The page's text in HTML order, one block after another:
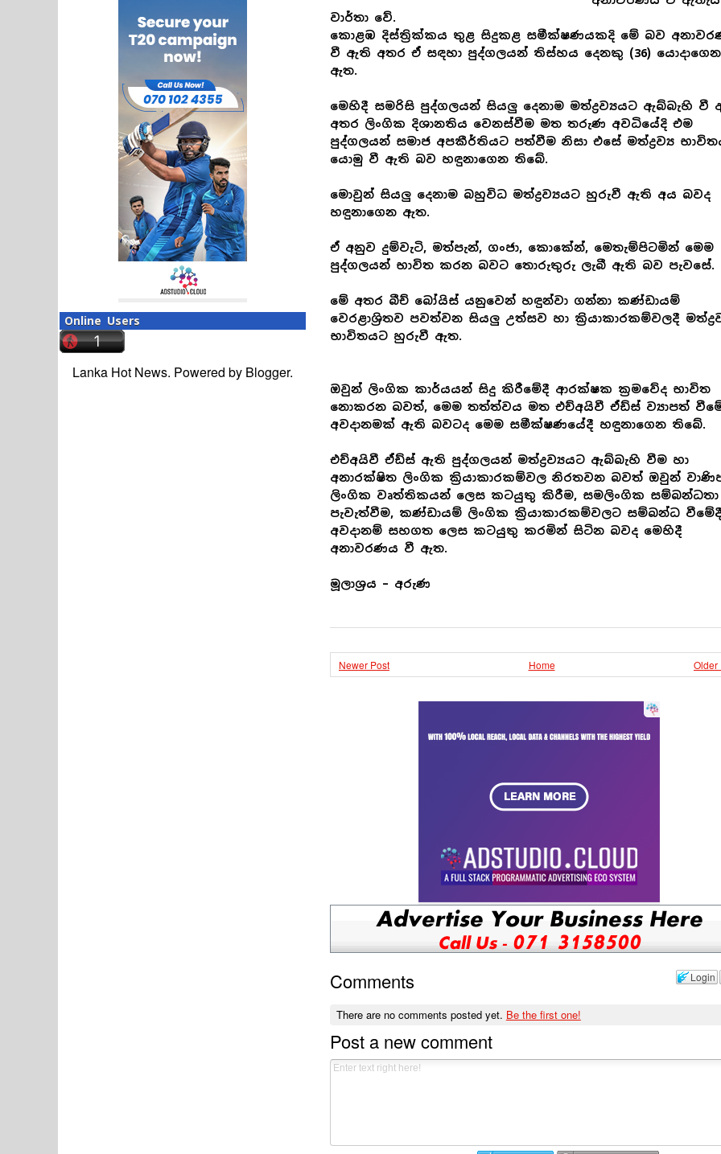
Online Users
Lanka Hot News. Powered by Blogger.
වාර්තා වේ.
කොළඹ දිස්ත්‍රික්කය තුළ සිදුකළ සමීක්ෂණයකදි මේ බව
වී ඇති අතර ඒ සඳහා පුද්ගලයන් තිස්හය දෙනකු (36) යොදාගෙන
ඇත.
මෙහිදී සමරිසි පුද්ගලයන් සියලු දෙනාම මත්ද්‍රව්‍යයට ඇබ්බැහි වී
අතර ලිංගික දිශානතිය වෙනස්වීම මත තරුණ අවධියේදි එම
පුද්ගලයන් සමාජ අපකීර්තියට පත්වීම නිසා එසේ මත්ද්‍රව්‍ය
යොමු වී ඇති බව හඳුනාගෙන තිබේ.
මොවුන් සියලු දෙනාම බහුවිධ මත්ද්‍රව්‍යයට හුරුවී ඇති අය බවද
හඳුනාගෙන ඇත.
ඒ අනුව දුම්වැටි, මත්පැන්, ගංජා, කොකේන්, මෙතැම්පිටමින් මෙම
පුද්ගලයන් භාවිත කරන බවට තොරුතුරු ලැබී ඇති බව පැවසේ.
මේ අතර බීච් බෝයිස් යනුවෙන් හඳුන්වා ගන්නා කණ්ඩායම්
වෙරළාශ්‍රිතව පවත්වන සියලු උත්සව හා ක්‍රියාකාරකම්වලදී
භාවිතයට හුරුවී ඇත.
ඔවුන් ලිංගික කාර්යයන් සිදු කිරීමේදී ආරක්ෂක ක්‍රමවේද භාවිත
නොකරන බවත්, මෙම තත්ත්වය මත එච්අයිවී ඒඩ්ස් ව්‍යාපත්
අවදානමක් ඇති බවටද මෙම සමීක්ෂණයේදී හඳුනාගෙන තිබේ.
එච්අයිවී ඒඩ්ස් ඇති පුද්ගලයන් මත්ද්‍රව්‍යයට ඇබ්බැහි වීම හා
අනාරක්ෂිත ලිංගික ක්‍රියාකාරකම්වල නිරතවන බවත් ඔවුන්
ලිංගික වෘත්තිකයන් ලෙස කටයුතු කිරීම, සමලිංගික සම්බන්ධතා
පැවැත්වීම, කණ්ඩායම් ලිංගික ක්‍රියාකාරකම්වලට සම්බන්ධ වීමේදී
අවදානම් සහගත ලෙස කටයුතු කරමින් සිටින බවද මෙහිදී
අනාවරණය වී ඇත.
මූලාශ්‍රය – අරුණ
Newer Post Older
Home
Login
Comments
There are no comments posted yet. Be the first one!
Post a new comment